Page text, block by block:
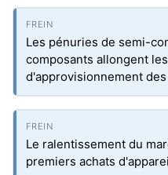
Les pénuries de semi-
composants allongent
d'approvisionnement
Le ralentissement du
premiers achats